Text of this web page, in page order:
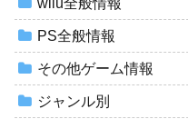
wiiu全般情報
PS全般情報
その他ゲーム情報
ジャンル別